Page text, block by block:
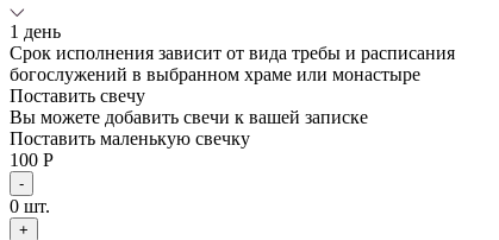
1 день
Срок исполнения зависит от вида требы и расписания
богослужений в выбранном храме или монастыре
Поставить свечу
Вы можете добавить свечи к вашей записке
Поставить маленькую свечку
100 Р
-
0 шт.
+